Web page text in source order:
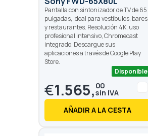
Pantalla con sintonizador de TV de 65
pulgadas, ideal para vestíbulos, bares
y restaurantes. Resolución 4K, uso
profesional intensivo, Chromecast
integrado. Descargue sus
aplicaciones a través de Google Play
Store.
Disponible
€1.565, 00
AÑADIR A LA CESTA